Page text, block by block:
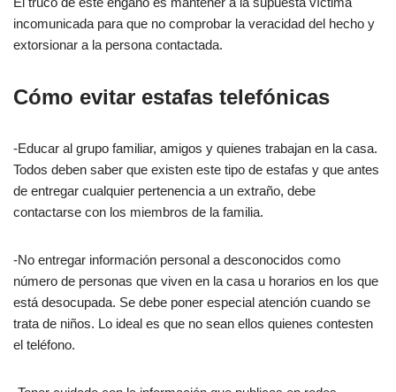
incomunicada para que no comprobar la veracidad del hecho y
extorsionar a la persona contactada.
Cómo evitar estafas telefónicas
-Educar al grupo familiar, amigos y quienes trabajan en la casa.
Todos deben saber que existen este tipo de estafas y que antes
de entregar cualquier pertenencia a un extraño, debe
contactarse con los miembros de la familia.
-No entregar información personal a desconocidos como
número de personas que viven en la casa u horarios en los que
está desocupada. Se debe poner especial atención cuando se
trata de niños. Lo ideal es que no sean ellos quienes contesten
el teléfono.